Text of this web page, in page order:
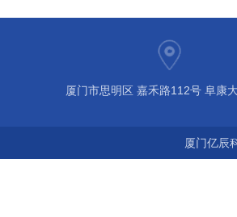
厦门市思明区 嘉禾路112号 阜康
厦门亿辰